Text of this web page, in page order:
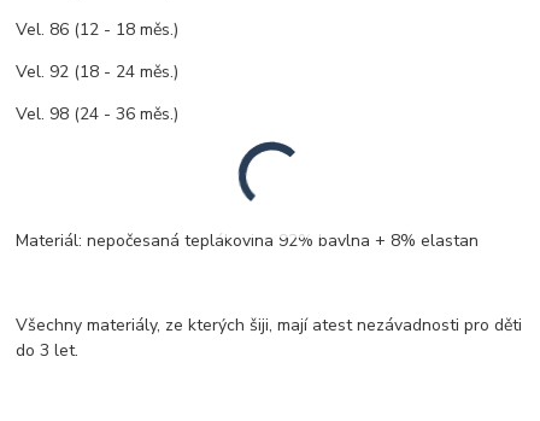
Vel. 86 (12 - 18 měs.)
Vel. 92 (18 - 24 měs.)
Vel. 98 (24 - 36 měs.)
Materiál: nepočesaná teplákovina 92% bavlna + 8% elastan
Všechny materiály, ze kterých šiji, mají atest nezávadnosti pro děti
do 3 let.